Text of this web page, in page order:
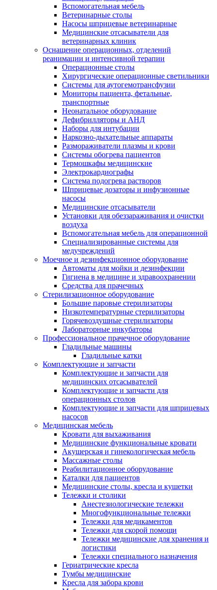
Вспомогательная мебель
Ветеринарные столы
Насосы шприцевые ветеринарные
Медицинские отсасыватели для
ветеринарных клиник
Оснащение операционных, отделений
реанимации и интенсивной терапии
Операционные столы
Хирургические операционные светильники
Системы для аутогемотрансфузии
Мониторы пациента, фетальные,
транспортные
Неонатальное оборудование
Дефибрилляторы и АНД
Наборы для интубации
Наркозно-дыхательные аппараты
Размораживатели плазмы и крови
Системы обогрева пациентов
Термошкафы медицинские
Электрокардиографы
Cистема подогрева растворов
Шприцевые дозаторы и инфузионные
насосы
Медицинские отсасыватели
Установки для обеззараживания и очистки
воздуха
Вспомогательная мебель для операционной
Специализированные системы для
медучреждений
Моечное и дезинфекционное оборудование
Автоматы для мойки и дезинфекции
Гигиена в медицине и здравоохранении
Средства для прачечных
Стерилизационное оборудование
Большие паровые стерилизаторы
Низкотемпературные стерилизаторы
Горячевоздушные стерилизаторы
Лабораторные инкубаторы
Профессиональное прачечное оборудование
Гладильные машины
Гладильные катки
Комплектующие и запчасти
Комплектующие и запчасти для
медицинских отсасывателей
Комплектующие и запчасти для
операционных столов
Комплектующие и запчасти для шприцевых
насосов
Медицинская мебель
Кровати для выхаживания
Медицинские функциональные кровати
Акушерская и гинекологическая мебель
Массажные столы
Реабилитационное оборудование
Каталки для пациентов
Медицинские столы, кресла и кушетки
Тележки и столики
Анестезиологические тележки
Многофункциональные тележки
Тележки для медикаментов
Тележки для скорой помощи
Тележки медицинские для хранения и
логистики
Тележки специального назначения
Гериатрические кресла
Тумбы медицинские
Кресла для забора крови